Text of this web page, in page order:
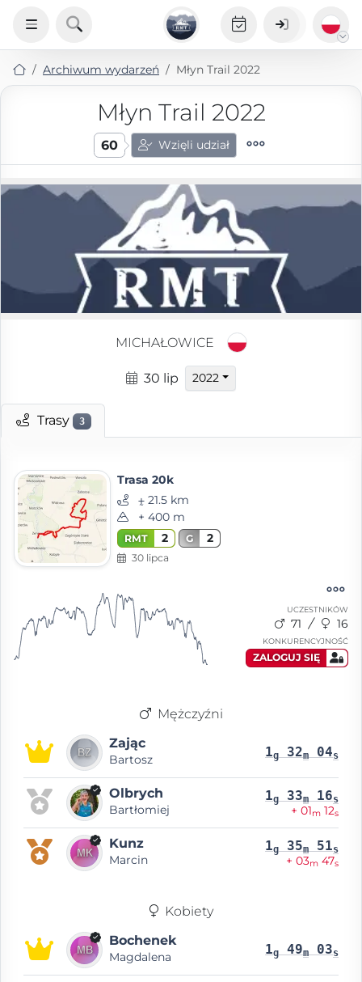
Archiwum wydarzeń Młyn Trail 2022
Młyn Trail 2022
60 Wzięli udział
MICHAŁOWICE
30 lip 2022
Trasy 3
Trasa 20k
⨦ 21.5 km
+ 400 m
RMT 2 G 2
30 lipca
UCZESTNIKÓW
71 16
KONKURENCYJNOŚĆ
ZALOGUJ SIĘ
Mężczyźni
Zając
Bartosz 1g 32m 04s
Olbrych
Bartłomiej
1g 33m 16s
+ 01m 12s
Kunz
Marcin
1g 35m 51s
+ 03m 47s
Kobiety
Bochenek
Magdalena 1g 49m 03s